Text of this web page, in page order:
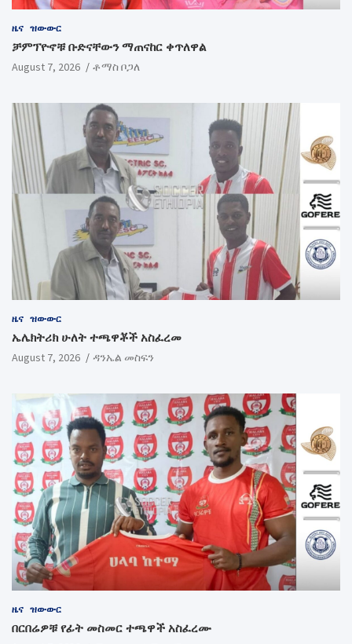
ዜና ዝውውር
ቻምፕዮኖቹ ቡድናቸውን ማጠናከር ቀጥለዋል
August 7, 2026 ቶማስ ቦጋለ
ዜና ዝውውር
ኤሌክትሪክ ሁለት ተጫዋቾች አስፈረመ
August 7, 2026 ዳንኤል መስፍን
ዜና ዝውውር
በርበሬዎቹ የፊት መስመር ተጫዋች አስፈረሙ